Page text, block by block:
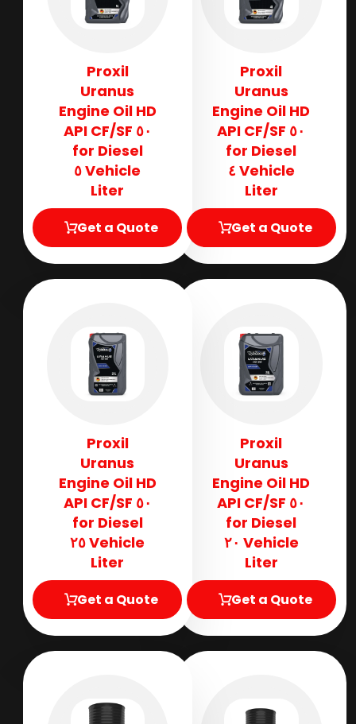
Proxil
Uranus
Engine Oil HD
٥٠ API CF/SF
for Diesel
Vehicle ٤
Liter
Get a Quote
Proxil
Uranus
Engine Oil HD
٥٠ API CF/SF
for Diesel
Vehicle ٥
Liter
Get a Quote
Proxil
Uranus
Engine Oil HD
٥٠ API CF/SF
for Diesel
Vehicle ٢٠
Liter
Get a Quote
Proxil
Uranus
Engine Oil HD
٥٠ API CF/SF
for Diesel
Vehicle ٢٥
Liter
Get a Quote